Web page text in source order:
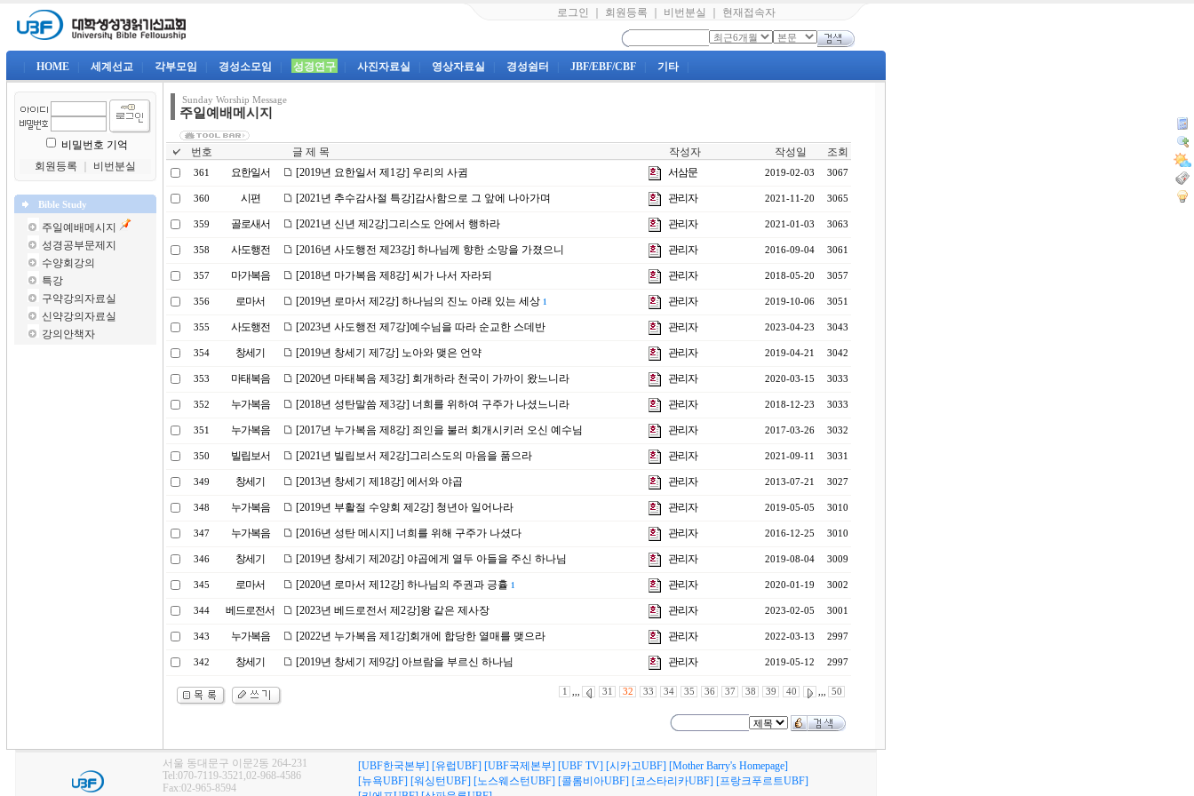
로그인 회원등록 비번분실 현재접속자
HOME 세계선교 각부모임 경성소모임 성경연구 사진자료실 영상자료실 경성쉼터 JBF/EBF/CBF 기타
비밀번호 기억
회원등록
비번분실
Bible Study
주일예배메시지
성경공부문제지
수양회강의
특강
구약강의자료실
신약강의자료실
강의안책자
Sunday Worship Message
주일예배메시지
번호 글 제 목 작성자 작성일 조회
361 요한일서 [2019년 요한일서 제1강] 우리의 사귐 서삼문 2019-02-03 3067
360 시편 [2021년 추수감사절 특강]감사함으로 그 앞에 나아가며 관리자 2021-11-20 3065
359 골로새서 [2021년 신년 제2강]그리스도 안에서 행하라 관리자 2021-01-03 3063
358 사도행전 [2016년 사도행전 제23강] 하나님께 향한 소망을 가졌으니 관리자 2016-09-04 3061
357 마가복음 [2018년 마가복음 제8강] 씨가 나서 자라되 관리자 2018-05-20 3057
356 로마서 [2019년 로마서 제2강] 하나님의 진노 아래 있는 세상 1 관리자 2019-10-06 3051
355 사도행전 [2023년 사도행전 제7강]예수님을 따라 순교한 스데반 관리자 2023-04-23 3043
354 창세기 [2019년 창세기 제7강] 노아와 맺은 언약 관리자 2019-04-21 3042
353 마태복음 [2020년 마태복음 제3강] 회개하라 천국이 가까이 왔느니라 관리자 2020-03-15 3033
352 누가복음 [2018년 성탄말씀 제3강] 너희를 위하여 구주가 나셨느니라 관리자 2018-12-23 3033
351 누가복음 [2017년 누가복음 제8강] 죄인을 불러 회개시키러 오신 예수님 관리자 2017-03-26 3032
350 빌립보서 [2021년 빌립보서 제2강]그리스도의 마음을 품으라 관리자 2021-09-11 3031
349 창세기 [2013년 창세기 제18강] 에서와 야곱 관리자 2013-07-21 3027
348 누가복음 [2019년 부활절 수양회 제2강] 청년아 일어나라 관리자 2019-05-05 3010
347 누가복음 [2016년 성탄 메시지] 너희를 위해 구주가 나셨다 관리자 2016-12-25 3010
346 창세기 [2019년 창세기 제20강] 야곱에게 열두 아들을 주신 하나님 관리자 2019-08-04 3009
345 로마서 [2020년 로마서 제12강] 하나님의 주권과 긍휼 1 관리자 2020-01-19 3002
344 베드로전서 [2023년 베드로전서 제2강]왕 같은 제사장 관리자 2023-02-05 3001
343 누가복음 [2022년 누가복음 제1강]회개에 합당한 열매를 맺으라 관리자 2022-03-13 2997
342 창세기 [2019년 창세기 제9강] 아브람을 부르신 하나님 관리자 2019-05-12 2997
1 ,,, 31 32 33 34 35 36 37 38 39 40 ,,, 50
서울 동대문구 이문2동 264-231
Tel:070-7119-3521,02-968-4586
Fax:02-965-8594
[UBF한국본부] [유럽UBF] [UBF국제본부] [UBF TV] [시카고UBF] [Mother Barry's Homepage]
[뉴욕UBF] [워싱턴UBF] [노스웨스턴UBF] [콜롬비아UBF] [코스타리카UBF] [프랑크푸르트UBF]